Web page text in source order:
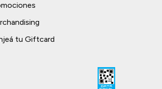
tu Giftcard